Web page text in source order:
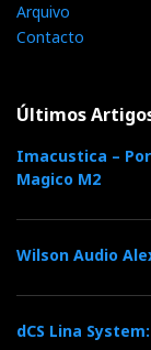
Arquivo
Contacto
Últimos
Imacustica –
Magico M2
Wilson Audio
dCS Lina